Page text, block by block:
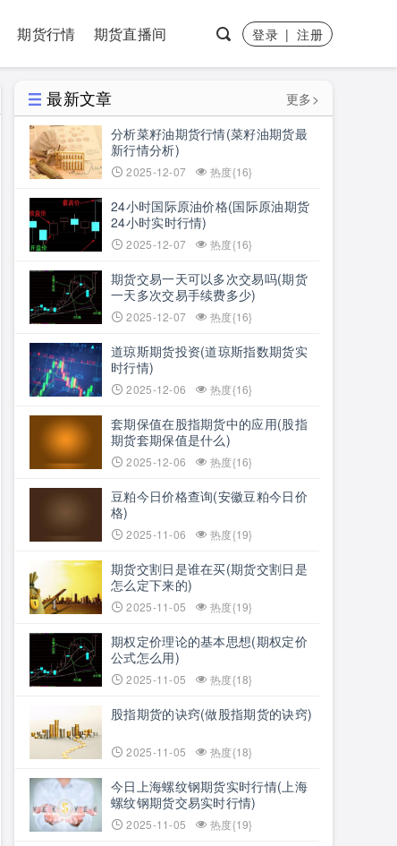
期货行情 期货直播间 登录|注册
最新文章
更多>
分析菜籽油期货行情(菜籽油期货最
新行情分析)
2025-12-07 热度{16}
24小时国际原油价格(国际原油期货
24小时实时行情)
2025-12-07 热度{16}
期货交易一天可以多次交易吗(期货
一天多次交易手续费多少)
2025-12-07 热度{16}
道琼斯期货投资(道琼斯指数期货实
时行情)
2025-12-06 热度{16}
套期保值在股指期货中的应用(股指
期货套期保值是什么)
2025-12-06 热度{16}
豆粕今日价格查询(安徽豆粕今日价
格)
2025-11-06 热度{19}
期货交割日是谁在买(期货交割日是
怎么定下来的)
2025-11-05 热度{19}
期权定价理论的基本思想(期权定价
公式怎么用)
2025-11-05 热度{18}
股指期货的诀窍(做股指期货的诀窍)
2025-11-05 热度{18}
今日上海螺纹钢期货实时行情(上海
螺纹钢期货交易实时行情)
2025-11-05 热度{19}